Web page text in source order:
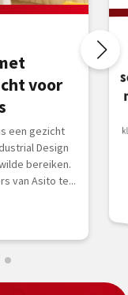
voor
een gezicht
Design
bereiken.
van Asito te...